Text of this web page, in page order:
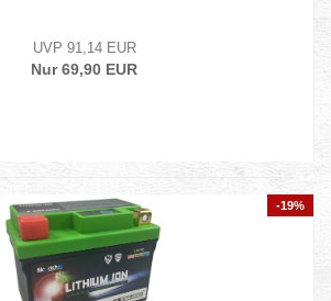
UVP 91,14 EUR
Nur 69,90 EUR
-19%